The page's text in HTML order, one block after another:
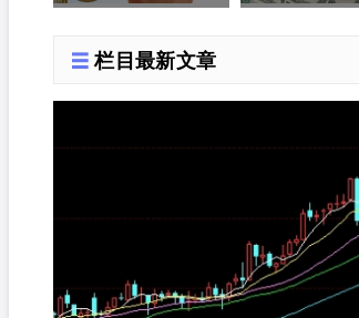
的是什么)
栏目最新文章